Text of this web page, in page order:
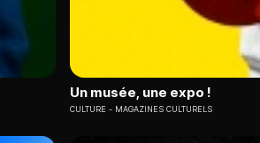
Un musée, une expo !
CULTURE MAGAZINES CULTURELS